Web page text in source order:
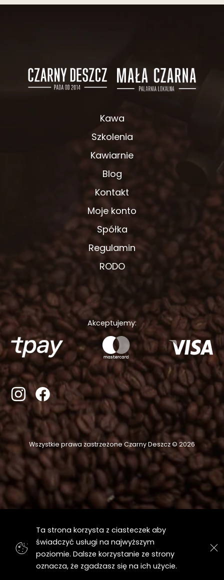
Kawa
Szkolenia
Kawiarnie
Blog
Kontakt
Moje konto
Spółka
Regulamin
RODO
Akceptujemy:
Wszystkie prawa zastrzeżone Czarny Deszcz © 2026
Ta strona korzysta z ciasteczek aby
świadczyć usługi na najwyższym
poziomie. Dalsze korzystanie ze strony
oznacza, że zgadzasz się na ich użycie.